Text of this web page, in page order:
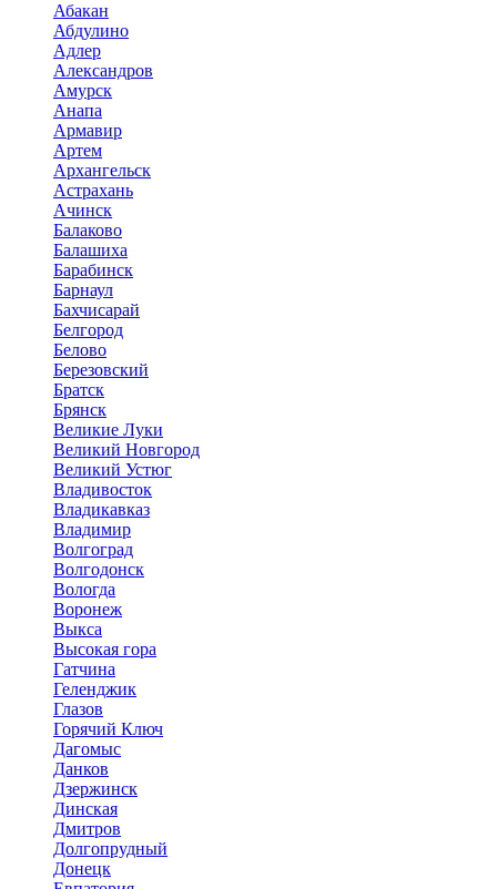
Абакан
Абдулино
Адлер
Александров
Амурск
Анапа
Армавир
Артем
Архангельск
Астрахань
Ачинск
Балаково
Балашиха
Барабинск
Барнаул
Бахчисарай
Белгород
Белово
Березовский
Братск
Брянск
Великие Луки
Великий Новгород
Великий Устюг
Владивосток
Владикавказ
Владимир
Волгоград
Волгодонск
Вологда
Воронеж
Выкса
Высокая гора
Гатчина
Геленджик
Глазов
Горячий Ключ
Дагомыс
Данков
Дзержинск
Динская
Дмитров
Долгопрудный
Донецк